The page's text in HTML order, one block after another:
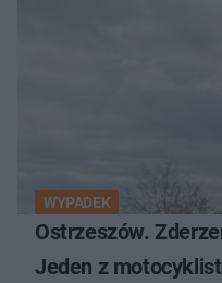
WYPADEK
Ostrzeszów.
Jeden z